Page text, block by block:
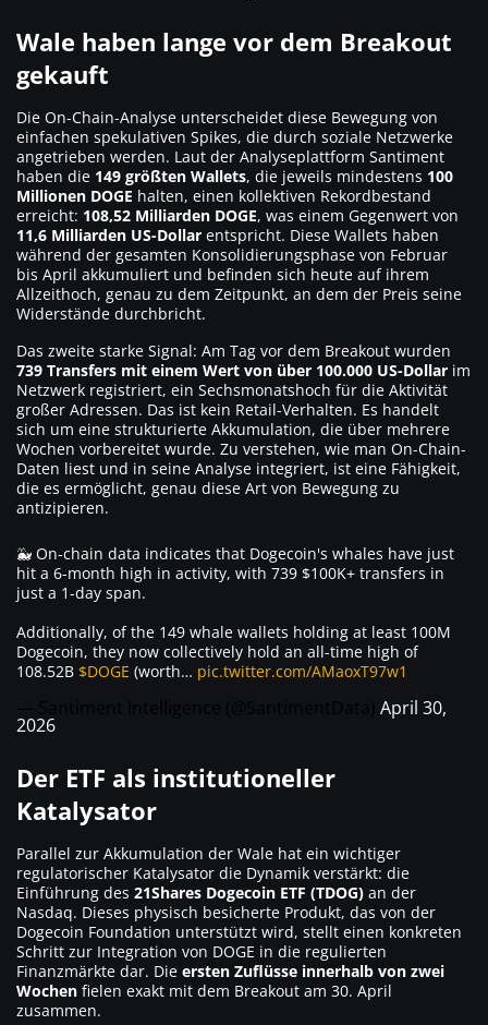
Wale haben lange vor dem Breakout
gekauft
Die On-Chain-Analyse unterscheidet diese Bewegung von
einfachen spekulativen Spikes, die durch soziale Netzwerke
angetrieben werden. Laut der Analyseplattform Santiment
haben die 149 größten Wallets, die jeweils mindestens 100
Millionen DOGE halten, einen kollektiven Rekordbestand
erreicht: 108,52 Milliarden DOGE, was einem Gegenwert von
11,6 Milliarden US-Dollar entspricht. Diese Wallets haben
während der gesamten Konsolidierungsphase von Februar
bis April akkumuliert und befinden sich heute auf ihrem
Allzeithoch, genau zu dem Zeitpunkt, an dem der Preis seine
Widerstände durchbricht.
Das zweite starke Signal: Am Tag vor dem Breakout wurden
739 Transfers mit einem Wert von über 100.000 US-Dollar im
Netzwerk registriert, ein Sechsmonatshoch für die Aktivität
großer Adressen. Das ist kein Retail-Verhalten. Es handelt
sich um eine strukturierte Akkumulation, die über mehrere
Wochen vorbereitet wurde. Zu verstehen, wie man On-Chain-
Daten liest und in seine Analyse integriert, ist eine Fähigkeit,
die es ermöglicht, genau diese Art von Bewegung zu
antizipieren.
🐳 On-chain data indicates that Dogecoin's whales have just
hit a 6-month high in activity, with 739 $100K+ transfers in
just a 1-day span.
Additionally, of the 149 whale wallets holding at least 100M
Dogecoin, they now collectively hold an all-time high of
108.52B $DOGE (worth… pic.twitter.com/AMaoxT97w1
April 30,
2026
Der ETF als institutioneller
Katalysator
Parallel zur Akkumulation der Wale hat ein wichtiger
regulatorischer Katalysator die Dynamik verstärkt: die
Einführung des 21Shares Dogecoin ETF (TDOG) an der
Nasdaq. Dieses physisch besicherte Produkt, das von der
Dogecoin Foundation unterstützt wird, stellt einen konkreten
Schritt zur Integration von DOGE in die regulierten
Finanzmärkte dar. Die ersten Zuflüsse innerhalb von zwei
Wochen fielen exakt mit dem Breakout am 30. April
zusammen.